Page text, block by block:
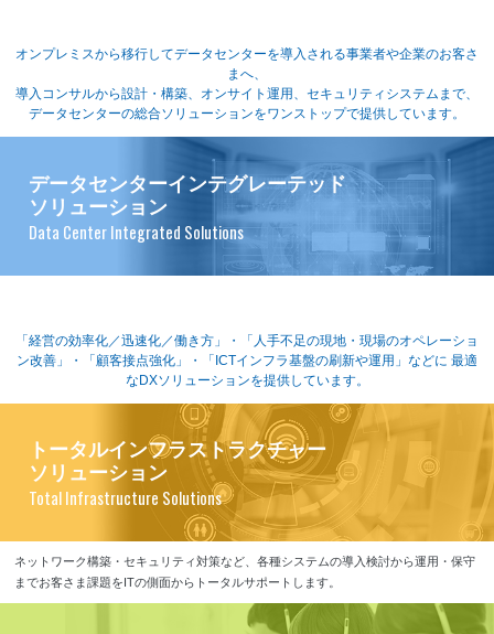
オンプレミスから移行してデータセンターを導入される事業者や企業のお客さ
まへ、
導入コンサルから設計・構築、オンサイト運用、セキュリティシステムまで、
データセンターの総合ソリューションをワンストップで提供しています。
データセンターインテグレーテッド
ソリューション
Data Center Integrated Solutions
「経営の効率化／迅速化／働き方」・「人手不足の現地・現場のオペレーショ
ン改善」・「顧客接点強化」・「ICTインフラ基盤の刷新や運用」などに 最適
なDXソリューションを提供しています。
トータルインフラストラクチャー
ソリューション
Total Infrastructure Solutions
ネットワーク構築・セキュリティ対策など、各種システムの導入検討から運用・保守
までお客さま課題をITの側面からトータルサポートします。